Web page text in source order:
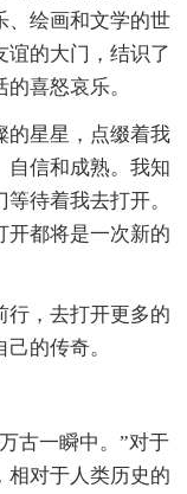
、绘画和文学的世
谊的大门，结识了
喜怒哀乐。
的星星，点缀着我
自信和成熟。我知
待着我去打开。
开都将是一次新的
行，去打开更多的
的传奇。
古一瞬中。”对于
相对于人类历史的